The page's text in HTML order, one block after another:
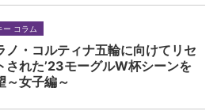
ー コラム
ノ・コルティナ五輪に向けてリセ
された’23モーグルW杯シーンを
～女子編～